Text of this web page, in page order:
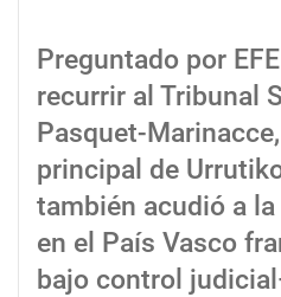
Preguntado por
recurrir al Tribunal
Pasquet-
principal de
también acudió a
en el País Vasco
bajo control